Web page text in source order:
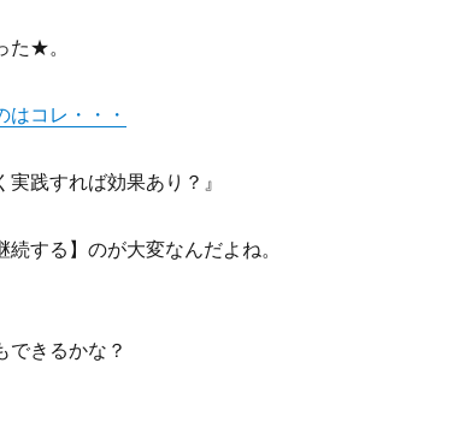
た★。
コレ・・・
実践すれば効果あり？』
する】のが大変なんだよね。
できるかな？